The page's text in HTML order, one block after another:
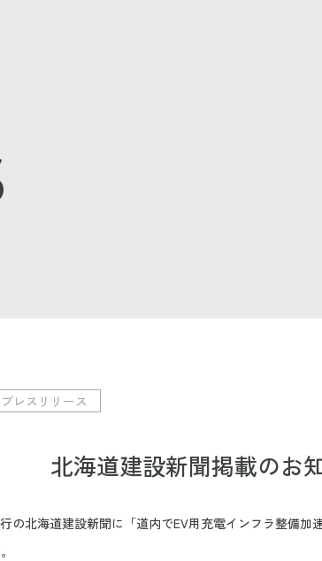
プレスリリース
北海道建設新聞掲載のお
の北海道建設新聞に「道内でEV用充電インフラ整備加